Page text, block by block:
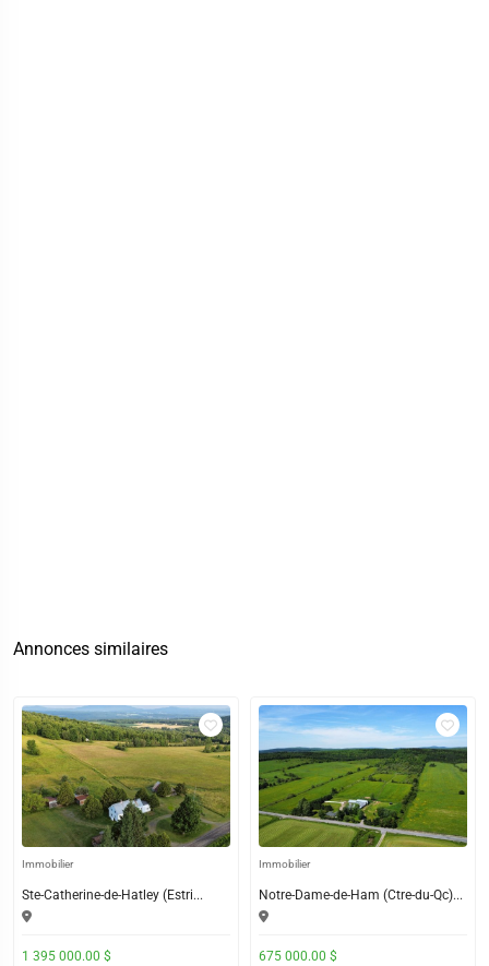
Annonces similaires
Immobilier
Ste-Catherine-de-Hatley (Estri...
1 395 000.00 $
Immobilier
Notre-Dame-de-Ham (Ctre-du-Qc)...
675 000.00 $